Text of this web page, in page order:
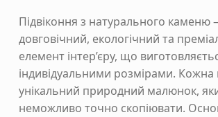
Підвіконня з натурального каменю
довговічний, екологічний та
елемент інтер’єру, що
індивідуальними розмірами. Кожна
унікальний природний малюнок,
неможливо точно скопіювати.